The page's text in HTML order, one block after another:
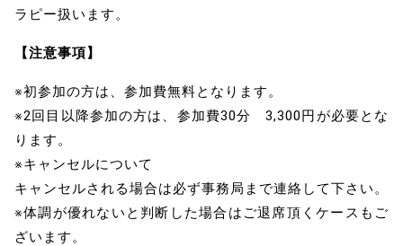
ラピー扱います。
【注意事項】
※初参加の方は、参加費無料となります。
※2回目以降参加の方は、参加費30分 3,300円が必要とな
ります。
※キャンセルについて
キャンセルされる場合は必ず事務局まで連絡して下さい。
※体調が優れないと判断した場合はご退席頂くケースもご
ざいます。